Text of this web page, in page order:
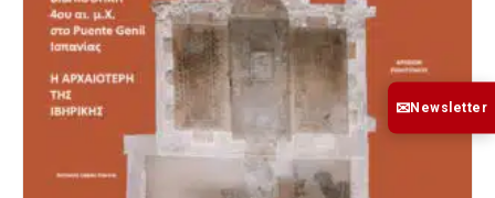
✉Newsletter